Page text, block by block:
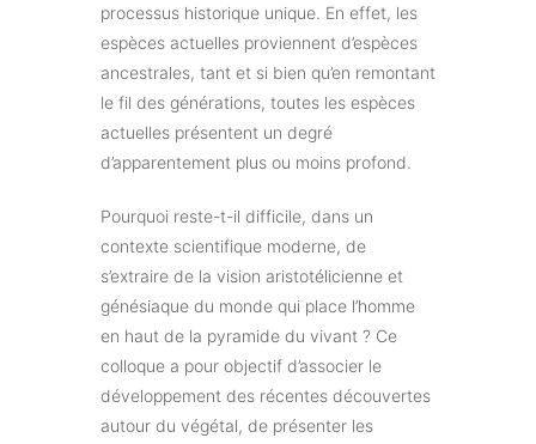
processus historique unique. En effet, les
espèces actuelles proviennent d’espèces
ancestrales, tant et si bien qu’en remontant
le fil des générations, toutes les espèces
actuelles présentent un degré
d’apparentement plus ou moins profond.
Pourquoi reste-t-il difficile, dans un
contexte scientifique moderne, de
s’extraire de la vision aristotélicienne et
génésiaque du monde qui place l’homme
en haut de la pyramide du vivant ? Ce
colloque a pour objectif d’associer le
développement des récentes découvertes
autour du végétal, de présenter les